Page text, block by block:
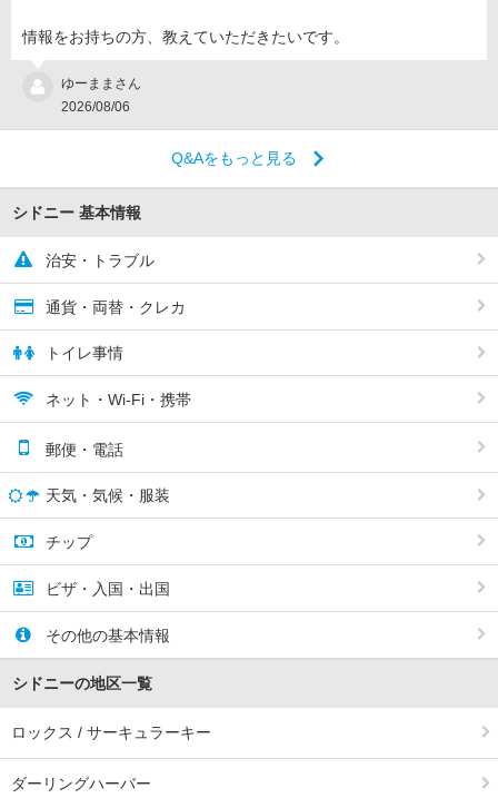
情報をお持ちの方、教えていただきたいです。
ゆーままさん
2026/08/06
Q&Aをもっと見る
シドニー 基本情報
治安・トラブル
通貨・両替・クレカ
トイレ事情
ネット・Wi-Fi・携帯
郵便・電話
天気・気候・服装
チップ
ビザ・入国・出国
その他の基本情報
シドニーの地区一覧
ロックス / サーキュラーキー
ダーリングハーバー